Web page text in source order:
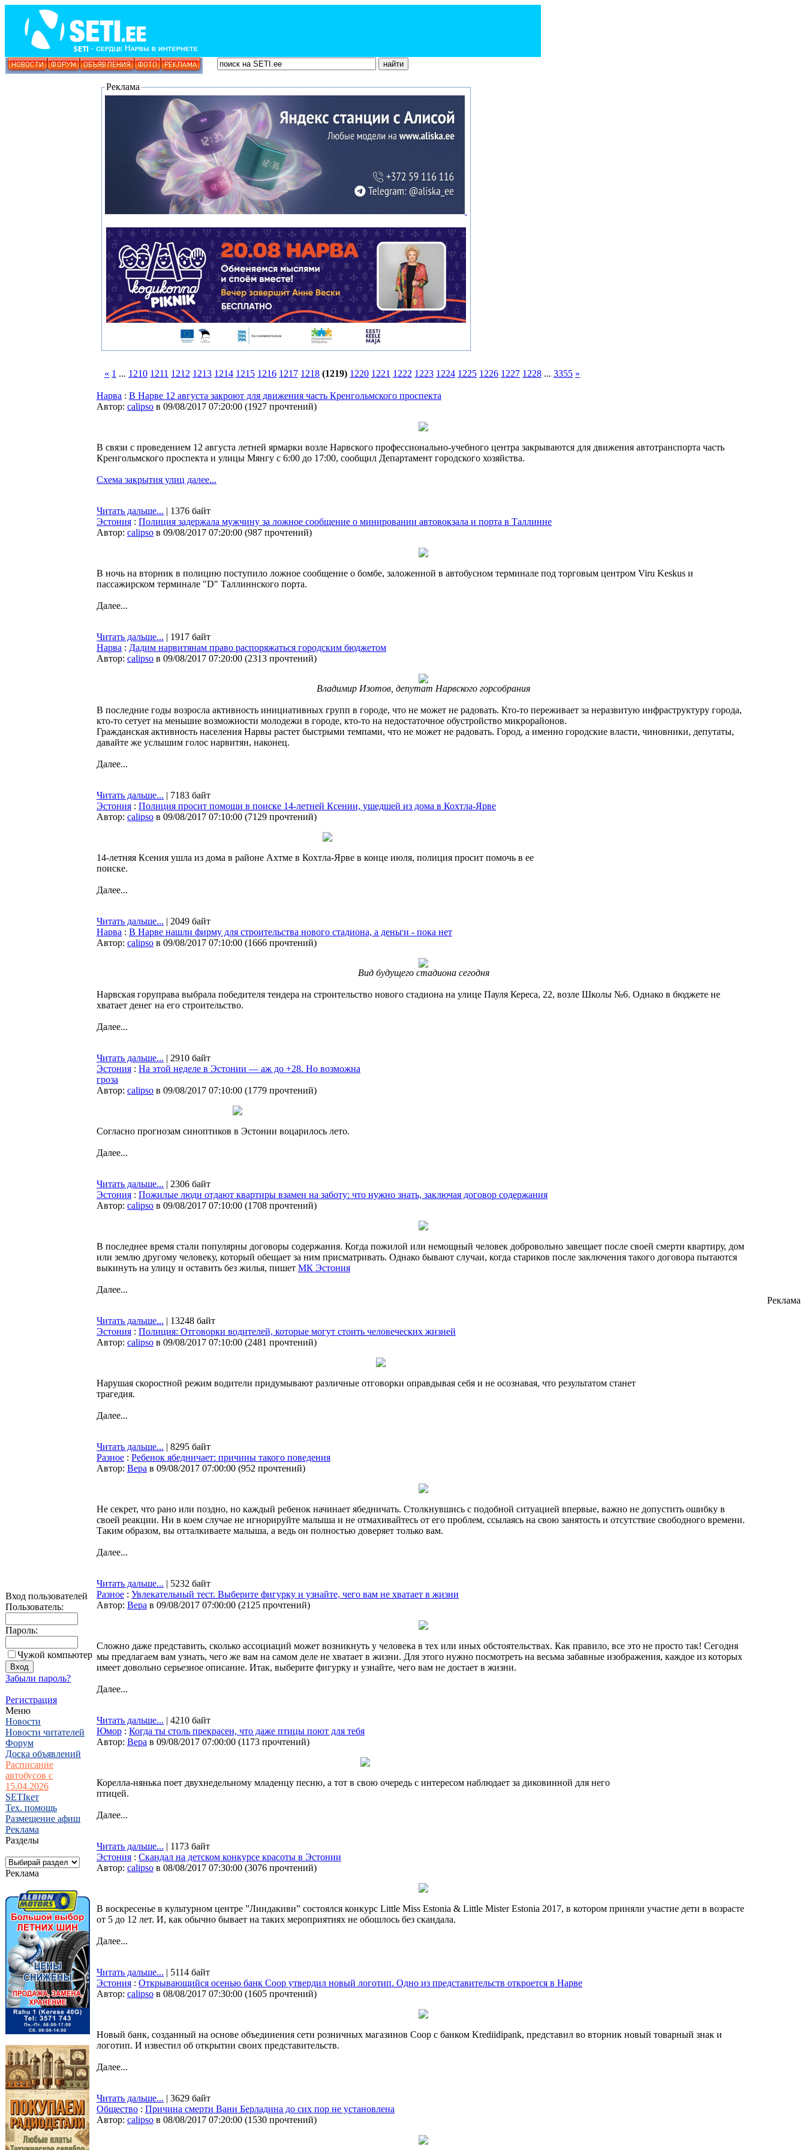
Вход пользователей
Пользователь:
Пароль:
Чужой компьютер
Забыли пароль?
Регистрация
Меню
Новости
Новости читателей
Форум
Доска объявлений
Расписание
автобусов с
15.04.2026
SETIкет
Тех. помощь
Размещение афиш
Реклама
Разделы
Реклама
Реклама
« 1 ... 1210 1211 1212 1213 1214 1215 1216 1217 1218 (1219) 1220 1221 1222 1223 1224 1225 1226 1227 1228 ... 3355 »
Нарва : В Нарве 12 августа закроют для движения часть Кренгольмского проспекта
Автор: calipso в 09/08/2017 07:20:00 (1927 прочтений)
В связи с проведением 12 августа летней ярмарки возле Нарвского профессионально-учебного центра закрываются для движения автотранспорта часть
Кренгольмского проспекта и улицы Мянгу с 6:00 до 17:00, сообщил Департамент городского хозяйства.
Схема закрытия улиц далее...
Читать дальше... | 1376 байт
Эстония : Полиция задержала мужчину за ложное сообщение о минировании автовокзала и порта в Таллинне
Автор: calipso в 09/08/2017 07:20:00 (987 прочтений)
В ночь на вторник в полицию поступило ложное сообщение о бомбе, заложенной в автобусном терминале под торговым центром Viru Keskus и
пассажирском терминале "D" Таллиннского порта.
Далее...
Читать дальше... | 1917 байт
Нарва : Дадим нарвитянам право распоряжаться городским бюджетом
Автор: calipso в 09/08/2017 07:20:00 (2313 прочтений)
Владимир Изотов, депутат Нарвского горсобрания
В последние годы возросла активность инициативных групп в городе, что не может не радовать. Кто-то переживает за неразвитую инфраструктуру города,
кто-то сетует на меньшие возможности молодежи в городе, кто-то на недостаточное обустройство микрорайонов.
Гражданская активность населения Нарвы растет быстрыми темпами, что не может не радовать. Город, а именно городские власти, чиновники, депутаты,
давайте же услышим голос нарвитян, наконец.
Далее...
Читать дальше... | 7183 байт
Эстония : Полиция просит помощи в поиске 14-летней Ксении, ушедшей из дома в Кохтла-Ярве
Автор: calipso в 09/08/2017 07:10:00 (7129 прочтений)
14-летняя Ксения ушла из дома в районе Ахтме в Кохтла-Ярве в конце июля, полиция просит помочь в ее
поиске.
Далее...
Читать дальше... | 2049 байт
Нарва : В Нарве нашли фирму для строительства нового стадиона, а деньги - пока нет
Автор: calipso в 09/08/2017 07:10:00 (1666 прочтений)
Вид будущего стадиона сегодня
Нарвская горуправа выбрала победителя тендера на строительство нового стадиона на улице Пауля Кереса, 22, возле Школы №6. Однако в бюджете не
хватает денег на его строительство.
Далее...
Читать дальше... | 2910 байт
Эстония : На этой неделе в Эстонии — аж до +28. Но возможна
гроза
Автор: calipso в 09/08/2017 07:10:00 (1779 прочтений)
Согласно прогнозам синоптиков в Эстонии воцарилось лето.
Далее...
Читать дальше... | 2306 байт
Эстония : Пожилые люди отдают квартиры взамен на заботу: что нужно знать, заключая договор содержания
Автор: calipso в 09/08/2017 07:10:00 (1708 прочтений)
В последнее время стали популярны договоры содержания. Когда пожилой или немощный человек добровольно завещает после своей смерти квартиру, дом
или землю другому человеку, который обещает за ним присматривать. Однако бывают случаи, когда стариков после заключения такого договора пытаются
выкинуть на улицу и оставить без жилья, пишет МК Эстония
Далее...
Читать дальше... | 13248 байт
Эстония : Полиция: Отговорки водителей, которые могут стоить человеческих жизней
Автор: calipso в 09/08/2017 07:10:00 (2481 прочтений)
Нарушая скоростной режим водители придумывают различные отговорки оправдывая себя и не осознавая, что результатом станет
трагедия.
Далее...
Читать дальше... | 8295 байт
Разное : Ребенок ябедничает: причины такого поведения
Автор: Bepa в 09/08/2017 07:00:00 (952 прочтений)
Не секрет, что рано или поздно, но каждый ребенок начинает ябедничать. Столкнувшись с подобной ситуацией впервые, важно не допустить ошибку в
своей реакции. Ни в коем случае не игнорируйте малыша и не отмахивайтесь от его проблем, ссылаясь на свою занятость и отсутствие свободного времени.
Таким образом, вы отталкиваете малыша, а ведь он полностью доверяет только вам.
Далее...
Читать дальше... | 5232 байт
Разное : Увлекательный тест. Выберите фигурку и узнайте, чего вам не хватает в жизни
Автор: Bepa в 09/08/2017 07:00:00 (2125 прочтений)
Сложно даже представить, сколько ассоциаций может возникнуть у человека в тех или иных обстоятельствах. Как правило, все это не просто так! Сегодня
мы предлагаем вам узнать, чего же вам на самом деле не хватает в жизни. Для этого нужно посмотреть на весьма забавные изображения, каждое из которых
имеет довольно серьезное описание. Итак, выберите фигурку и узнайте, чего вам не достает в жизни.
Далее...
Читать дальше... | 4210 байт
Юмор : Когда ты столь прекрасен, что даже птицы поют для тебя
Автор: Bepa в 09/08/2017 07:00:00 (1173 прочтений)
Корелла-нянька поет двухнедельному младенцу песню, а тот в свою очередь с интересом наблюдает за диковинной для него
птицей.
Далее...
Читать дальше... | 1173 байт
Эстония : Скандал на детском конкурсе красоты в Эстонии
Автор: calipso в 08/08/2017 07:30:00 (3076 прочтений)
В воскресенье в культурном центре ”Линдакиви” состоялся конкурс Little Miss Estonia & Little Mister Estonia 2017, в котором приняли участие дети в возрасте
от 5 до 12 лет. И, как обычно бывает на таких мероприятиях не обошлось без скандала.
Далее...
Читать дальше... | 5114 байт
Эстония : Открывающийся осенью банк Coop утвердил новый логотип. Одно из представительств откроется в Нарве
Автор: calipso в 08/08/2017 07:30:00 (1605 прочтений)
Новый банк, созданный на основе объединения сети розничных магазинов Coop с банком Krediidipank, представил во вторник новый товарный знак и
логотип. И известил об открытии своих представительств.
Далее...
Читать дальше... | 3629 байт
Общество : Причина смерти Вани Берладина до сих пор не установлена
Автор: calipso в 08/08/2017 07:20:00 (1530 прочтений)
Реклама